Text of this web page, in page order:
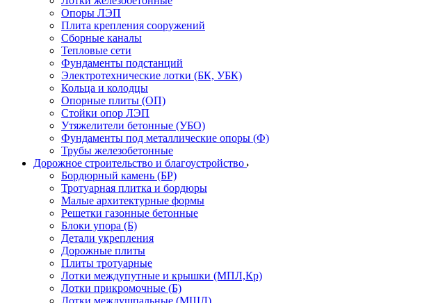
Опоры ЛЭП
Плита крепления сооружений
Сборные каналы
Тепловые сети
Фундаменты подстанций
Электротехнические лотки (БК, УБК)
Кольца и колодцы
Опорные плиты (ОП)
Стойки опор ЛЭП
Утяжелители бетонные (УБО)
Фундаменты под металлические опоры (Ф)
Трубы железобетонные
Дорожное строительство и благоустройство
Бордюрный камень (БР)
Тротуарная плитка и бордюры
Малые архитектурные формы
Решетки газонные бетонные
Блоки упора (Б)
Детали укрепления
Дорожные плиты
Плиты тротуарные
Лотки междупутные и крышки (МПЛ,Кр)
Лотки прикромочные (Б)
Лотки междушпальные (МШЛ)